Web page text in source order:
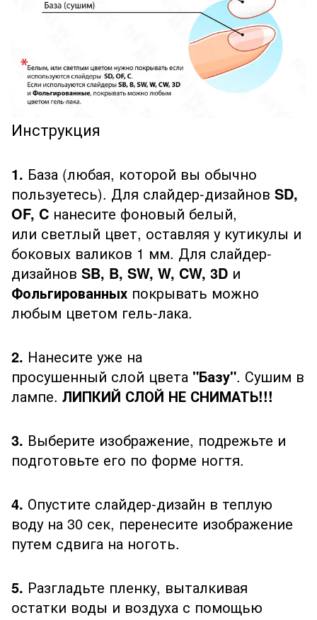
Инструкция
1. База (любая, которой вы обычно
пользуетесь). Для слайдер-дизайнов SD,
OF, C нанесите фоновый белый,
или светлый цвет, оставляя у кутикулы и
боковых валиков 1 мм. Для слайдер-
дизайнов SB, B, SW, W, CW, 3D и
Фольгированных покрывать можно
любым цветом гель-лака.
2. Нанесите уже на
просушенный слой цвета "Базу". Сушим в
лампе. ЛИПКИЙ СЛОЙ НЕ СНИМАТЬ!!!
3. Выберите изображение, подрежьте и
подготовьте его по форме ногтя.
4. Опустите слайдер-дизайн в теплую
воду на 30 сек, перенесите изображение
путем сдвига на ноготь.
5. Разгладьте пленку, выталкивая
остатки воды и воздуха с помощью